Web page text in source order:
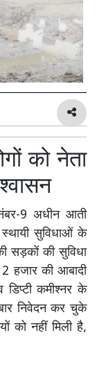
को नेता
9 अधीन आती
स्थायी सुविधाओं के
सड़कों की सुविधा
हजार की आबादी
कमीश्नर के
निवेदन कर चुके
को नहीं मिली है,